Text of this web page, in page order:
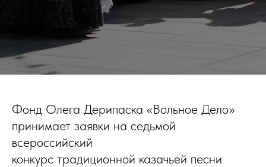
Фонд Олега Дерипаска «Вольное Дело»
принимает заявки на седьмой
всероссийский
конкурс традиционной казачьей песни